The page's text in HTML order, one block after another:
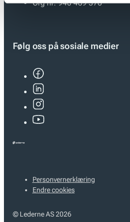
Org nr: 940 469 376
Følg oss på sosiale medier
Personvernerklæring
Endre cookies
© Lederne AS 2026